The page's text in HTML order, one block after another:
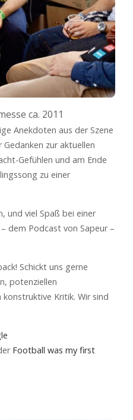
ca. 2011
Anekdoten aus der Szene
zur aktuellen
Gefühlen und am Ende
zu einer
und viel Spaß bei einer
dem Podcast von Sapeur –
Schickt uns gerne
potenziellen
Kritik. Wir sind
⁠⁠Football was my first